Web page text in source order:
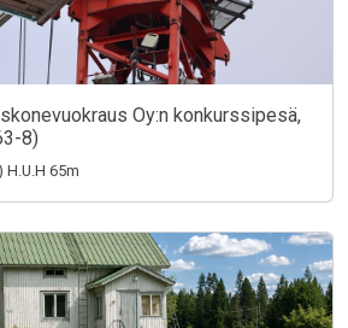
Oy:n konkurssipesä,
8)
65m